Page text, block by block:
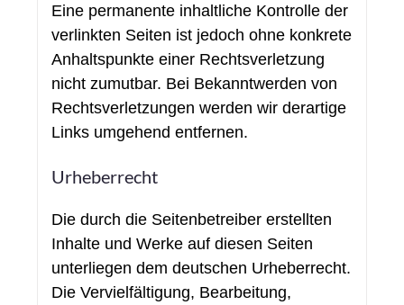
Eine permanente inhaltliche Kontrolle der
verlinkten Seiten ist jedoch ohne konkrete
Anhaltspunkte einer Rechtsverletzung
nicht zumutbar. Bei Bekanntwerden von
Rechtsverletzungen werden wir derartige
Links umgehend entfernen.
Urheberrecht
Die durch die Seitenbetreiber erstellten
Inhalte und Werke auf diesen Seiten
unterliegen dem deutschen Urheberrecht.
Die Vervielfältigung, Bearbeitung,